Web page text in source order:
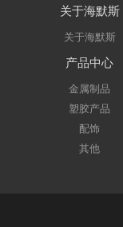
关于海默斯
关于海默斯
产品中心
金属制品
塑胶产品
配饰
其他